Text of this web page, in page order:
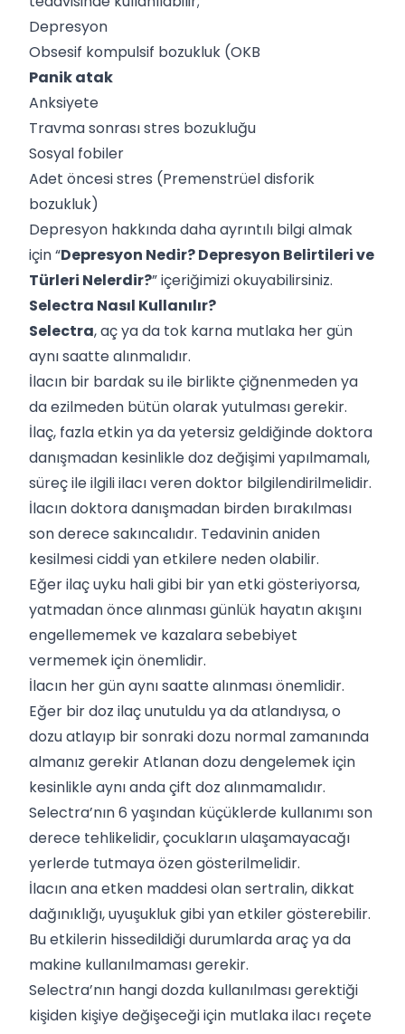
Depresyon
Obsesif kompulsif bozukluk (OKB
Panik atak
Anksiyete
Travma sonrası stres bozukluğu
Sosyal fobiler
Adet öncesi stres (Premenstrüel disforik
bozukluk)
Depresyon hakkında daha ayrıntılı bilgi almak
için “Depresyon Nedir? Depresyon Belirtileri ve
Türleri Nelerdir?” içeriğimizi okuyabilirsiniz.
Selectra Nasıl Kullanılır?
Selectra, aç ya da tok karna mutlaka her gün
aynı saatte alınmalıdır.
İlacın bir bardak su ile birlikte çiğnenmeden ya
da ezilmeden bütün olarak yutulması gerekir.
İlaç, fazla etkin ya da yetersiz geldiğinde doktora
danışmadan kesinlikle doz değişimi yapılmamalı,
süreç ile ilgili ilacı veren doktor bilgilendirilmelidir.
İlacın doktora danışmadan birden bırakılması
son derece sakıncalıdır. Tedavinin aniden
kesilmesi ciddi yan etkilere neden olabilir.
Eğer ilaç uyku hali gibi bir yan etki gösteriyorsa,
yatmadan önce alınması günlük hayatın akışını
engellememek ve kazalara sebebiyet
vermemek için önemlidir.
İlacın her gün aynı saatte alınması önemlidir.
Eğer bir doz ilaç unutuldu ya da atlandıysa, o
dozu atlayıp bir sonraki dozu normal zamanında
almanız gerekir Atlanan dozu dengelemek için
kesinlikle aynı anda çift doz alınmamalıdır.
Selectra’nın 6 yaşından küçüklerde kullanımı son
derece tehlikelidir, çocukların ulaşamayacağı
yerlerde tutmaya özen gösterilmelidir.
İlacın ana etken maddesi olan sertralin, dikkat
dağınıklığı, uyuşukluk gibi yan etkiler gösterebilir.
Bu etkilerin hissedildiği durumlarda araç ya da
makine kullanılmaması gerekir.
Selectra’nın hangi dozda kullanılması gerektiği
kişiden kişiye değişeceği için mutlaka ilacı reçete